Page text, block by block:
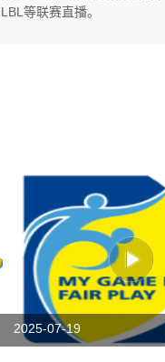
等联赛直播。
2025-07-19